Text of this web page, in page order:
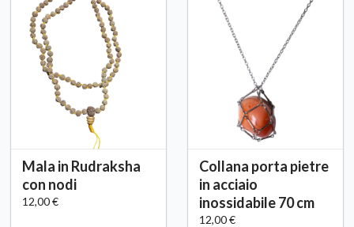
Mala in Rudraksha
con nodi
12,00 €
Collana porta pietre
in acciaio
inossidabile 70 cm
12,00 €